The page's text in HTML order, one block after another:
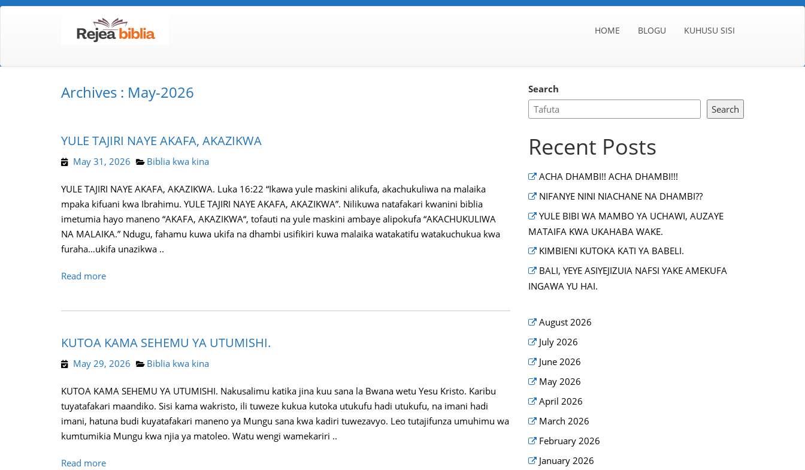
HOME BLOGU KUHUSU SISI
Archives : May-2026
YULE TAJIRI NAYE AKAFA, AKAZIKWA
May 31, 2026 Biblia kwa kina
YULE TAJIRI NAYE AKAFA, AKAZIKWA. Luka 16:22 “Ikawa yule maskini alikufa, akachukuliwa na malaika
mpaka kifuani kwa Ibrahimu. YULE TAJIRI NAYE AKAFA, AKAZIKWA”. Nilikuwa natafakari kwanini biblia
imetumia hayo maneno “AKAFA, AKAZIKWA“, tofauti na yule maskini ambaye alipokufa “AKACHUKULIWA
NA MALAIKA.” Ndugu, fahamu kuwa ukifa na dhambi usifikiri kuwa malaika watakatifu watakuchukua kwa
furaha…ukifa unazikwa ..
Read more
KUTOA KAMA SEHEMU YA UTUMISHI.
May 29, 2026 Biblia kwa kina
KUTOA KAMA SEHEMU YA UTUMISHI. Nakusalimu katika jina kuu sana la Bwana wetu Yesu Kristo. Karibu
tuyatafakari maandiko. Sisi kama wakristo, ili tuweze kukua kutoka utukufu hadi utukufu, na imani hadi
imani, hatuna budi kuyatafakari maneno ya Mungu sana kwa kadiri tuwezavyo. Leo tutajifunza umuhimu wa
kumtumikia Mungu kwa njia ya matoleo. Watu wengi wamekariri ..
Read more
Search
Search
Recent Posts
ACHA DHAMBI!! ACHA DHAMBI!!!
NIFANYE NINI NIACHANE NA DHAMBI??
YULE BIBI WA MAMBO YA UCHAWI, AUZAYE
MATAIFA KWA UKAHABA WAKE.
KIMBIENI KUTOKA KATI YA BABELI.
BALI, YEYE ASIYEJIZUIA NAFSI YAKE AMEKUFA
INGAWA YU HAI.
August 2026
July 2026
June 2026
May 2026
April 2026
March 2026
February 2026
January 2026